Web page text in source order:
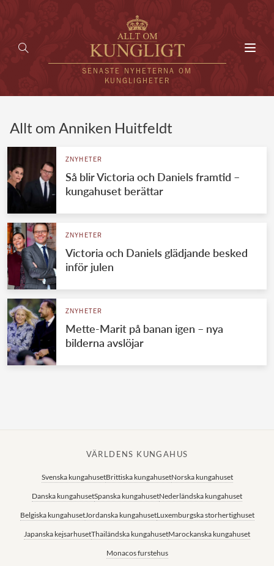
SENASTE NYHETERNA OM
KUNGLIGHETER
UTLÄNDSKT
VÄRLDENS KUNGAHUS
Svenska kungahuset
Brittiska kungahuset
Danska kungahuset
Spanska kungahuset
REDAKTION
Allt om Anniken Huitfeldt
ZNYHETER
Så blir Victoria och Daniels framtid –
kungahuset berättar
ZNYHETER
Victoria och Daniels glädjande besked
inför julen
ZNYHETER
Mette-Marit på banan igen – nya
bilderna avslöjar
VÄRLDENS KUNGAHUS
Svenska kungahusetBrittiska kungahusetNorska kungahuset
Danska kungahusetSpanska kungahusetNederländska kungahuset
Belgiska kungahusetJordanska kungahusetLuxemburgska storhertighuset
Japanska kejsarhusetThailändska kungahusetMarockanska kungahuset
Monacos furstehus